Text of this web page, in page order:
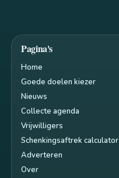
Pagina's
Home
Goede doelen kiezer
Nieuws
Collecte agenda
Vrijwilligers
Schenkingsaftrek calculator
Adverteren
Over